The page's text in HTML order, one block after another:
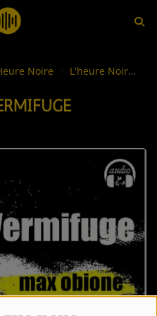
Noire L'heure Noire - Vermifuge